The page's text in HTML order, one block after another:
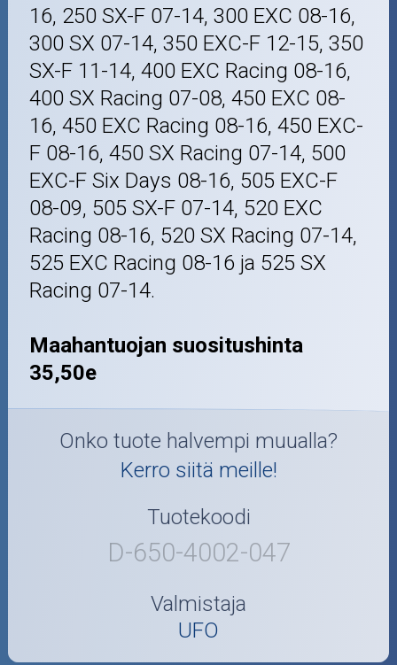
16, 250 SX-F 07-14, 300 EXC 08-16,
300 SX 07-14, 350 EXC-F 12-15, 350
SX-F 11-14, 400 EXC Racing 08-16,
400 SX Racing 07-08, 450 EXC 08-
16, 450 EXC Racing 08-16, 450 EXC-
F 08-16, 450 SX Racing 07-14, 500
EXC-F Six Days 08-16, 505 EXC-F
08-09, 505 SX-F 07-14, 520 EXC
Racing 08-16, 520 SX Racing 07-14,
525 EXC Racing 08-16 ja 525 SX
Racing 07-14.
Maahantuojan suositushinta
35,50e
Onko tuote halvempi muualla?
Kerro siitä meille!
Tuotekoodi
D-650-4002-047
Valmistaja
UFO